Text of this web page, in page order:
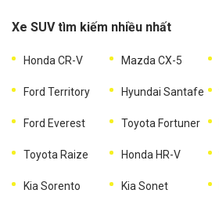
Xe SUV tìm kiếm nhiều nhất
Honda CR-V Mazda CX-5
Ford Territory Hyundai Santafe
Ford Everest Toyota Fortuner
Toyota Raize Honda HR-V
Kia Sorento Kia Sonet